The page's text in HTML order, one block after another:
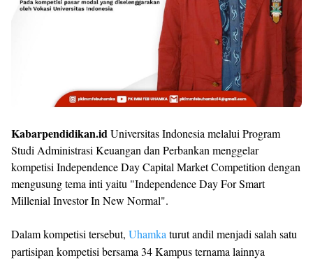
Kabarpendidikan.idUniversitas Indonesia melalui Program
Studi Administrasi Keuangan dan Perbankan menggelar
kompetisi Independence Day Capital Market Competition dengan
mengusung tema inti yaitu "Independence Day For Smart
Millenial Investor In New Normal".
Dalam kompetisi tersebut, Uhamka turut andil menjadi salah satu
partisipan kompetisi bersama 34 Kampus ternama lainnya